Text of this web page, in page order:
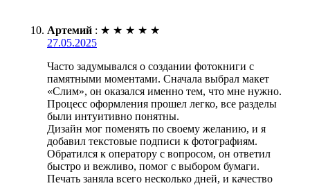
Артемий : ★ ★ ★ ★ ★
27.05.2025
Часто задумывался о создании фотокниги с
памятными моментами. Сначала выбрал макет
«Слим», он оказался именно тем, что мне нужно.
Процесс оформления прошел легко, все разделы
были интуитивно понятны.
Дизайн мог поменять по своему желанию, и я
добавил текстовые подписи к фотографиям.
Обратился к оператору с вопросом, он ответил
быстро и вежливо, помог с выбором бумаги.
Печать заняла всего несколько дней, и качество